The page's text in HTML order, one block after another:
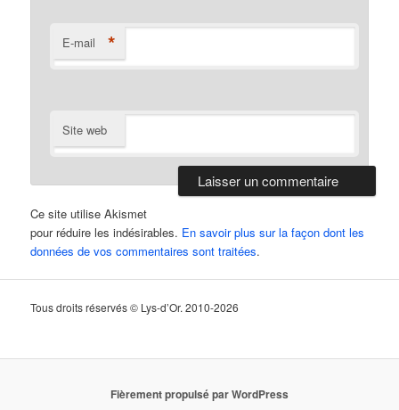
E-mail *
Site web
Ce site utilise Akismet
pour réduire les indésirables. En savoir plus sur la façon dont les
données de vos commentaires sont traitées.
Tous droits réservés © Lys-d’Or. 2010-2026
Fièrement propulsé par WordPress